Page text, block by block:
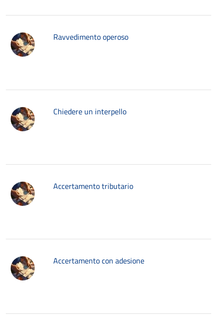
Ravvedimento operoso
Chiedere un interpello
Accertamento tributario
Accertamento con adesione